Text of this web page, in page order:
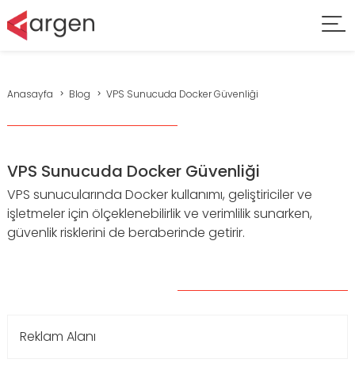
Anasayfa Blog VPS Sunucuda Docker Güvenliği
VPS Sunucuda Docker Güvenliği
VPS sunucularında Docker kullanımı, geliştiriciler ve
işletmeler için ölçeklenebilirlik ve verimlilik sunarken,
güvenlik risklerini de beraberinde getirir.
Reklam Alanı